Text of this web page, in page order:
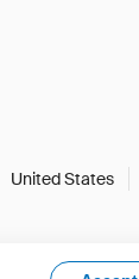
United States